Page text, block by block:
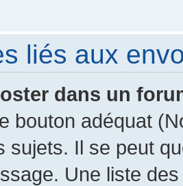
liés aux
dans un
bouton adéquat
sujets. Il se peut
Une liste